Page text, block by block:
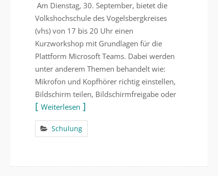
Am Dienstag, 30. September, bietet die
Volkshochschule des Vogelsbergkreises
(vhs) von 17 bis 20 Uhr einen
Kurzworkshop mit Grundlagen für die
Plattform Microsoft Teams. Dabei werden
unter anderem Themen behandelt wie:
Mikrofon und Kopfhörer richtig einstellen,
Bildschirm teilen, Bildschirmfreigabe oder
Weiterlesen
Schulung